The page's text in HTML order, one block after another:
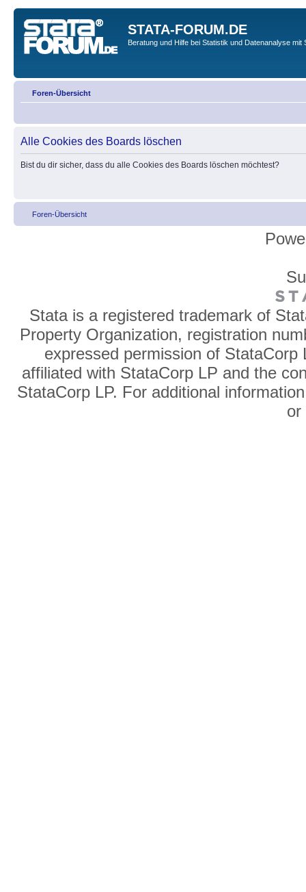
STATA-FORUM.DE
Beratung und Hilfe bei Statistik und Datenanalyse mit
Foren-Übersicht
Alle Cookies des Boards löschen
Bist du dir sicher, dass du alle Cookies des Boards löschen möchtest?
Foren-Übersicht
Stata is a registered trademark of
Property Organization, registration
expressed permission of
affiliated with StataCorp LP and the
StataCorp LP. For additional
or